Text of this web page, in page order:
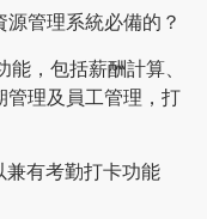
管理系統必備的？
，包括薪酬計算、
管理及員工管理，打
兼有考勤打卡功能